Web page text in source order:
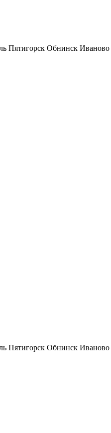
Пятигорск Обнинск Иваново
Пятигорск Обнинск Иваново